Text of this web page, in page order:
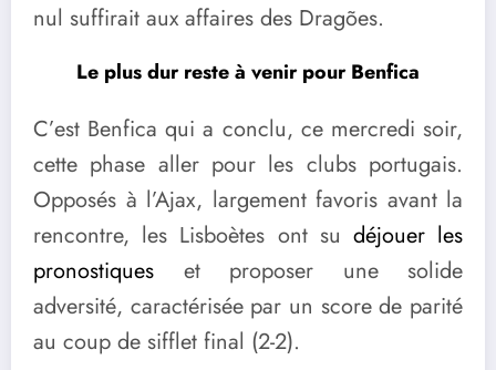
nul suffirait aux affaires des Dragões.
Le plus dur reste à venir pour Benfica
C’est Benfica qui a conclu, ce mercredi soir,
cette phase aller pour les clubs portugais.
Opposés à l’Ajax, largement favoris avant la
rencontre, les Lisboètes ont su déjouer les
pronostiques et proposer une solide
adversité, caractérisée par un score de parité
au coup de sifflet final (2-2).